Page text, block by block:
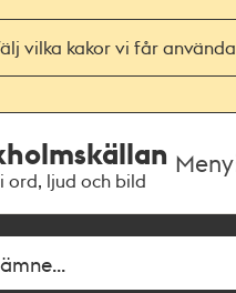
vilka kakor vi får använda
ord, ljud och bild
Meny